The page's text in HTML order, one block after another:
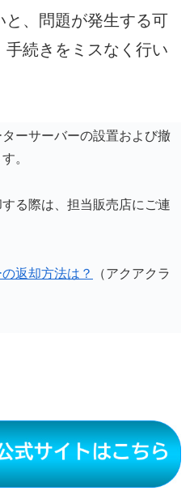
、問題が発生する可
続きをミスなく行い
ーサーバーの設置および撤
。
る際は、担当販売店にご連
返却方法は？
（アクアクラ